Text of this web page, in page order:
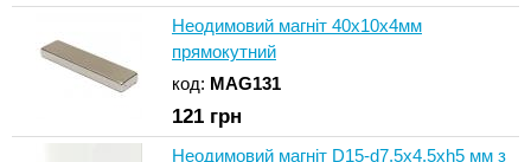
Неодимовий магніт 40x10х4мм
прямокутний
код: MAG131
121 грн
Неодимовий магніт D15-d7.5x4.5хh5 мм з